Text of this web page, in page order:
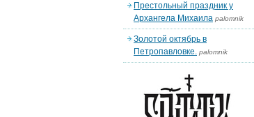
Престольный праздник у
Архангела Михаила palomnik
Золотой октябрь в
Петропавловке. palomnik